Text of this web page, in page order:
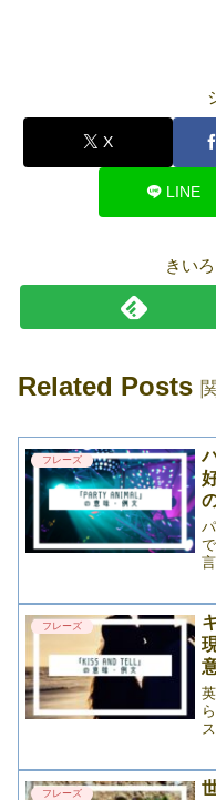
X
LINE
きい
Related Posts
フレーズ
フレーズ
フレーズ